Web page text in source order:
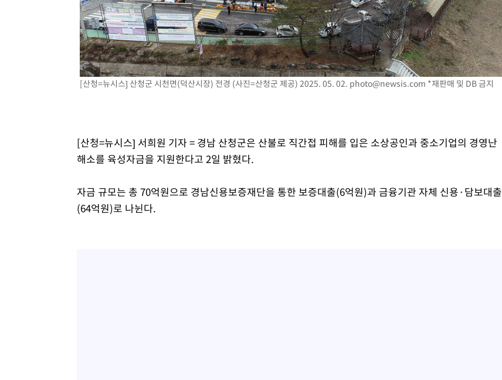
[산청=뉴시스] 산청군 시천면(덕산시장) 전경 (사진=산청군 제공) 2025. 05. 02. photo@newsis.com *재판매 및 DB 금지
[산청=뉴시스] 서희원 기자 = 경남 산청군은 산불로 직간접 피해를 입은 소상공인과 중소기업의 경영난
해소를 육성자금을 지원한다고 2일 밝혔다.
자금 규모는 총 70억원으로 경남신용보증재단을 통한 보증대출(6억원)과 금융기관 자체 신용·담보대출
(64억원)로 나뉜다.